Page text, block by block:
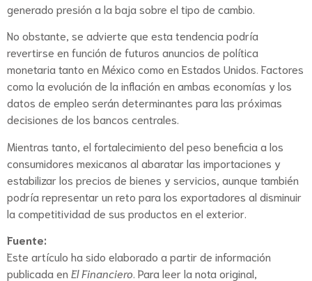
generado presión a la baja sobre el tipo de cambio.
No obstante, se advierte que esta tendencia podría
revertirse en función de futuros anuncios de política
monetaria tanto en México como en Estados Unidos. Factores
como la evolución de la inflación en ambas economías y los
datos de empleo serán determinantes para las próximas
decisiones de los bancos centrales.
Mientras tanto, el fortalecimiento del peso beneficia a los
consumidores mexicanos al abaratar las importaciones y
estabilizar los precios de bienes y servicios, aunque también
podría representar un reto para los exportadores al disminuir
la competitividad de sus productos en el exterior.
Fuente:
Este artículo ha sido elaborado a partir de información
publicada en El Financiero . Para leer la nota original,